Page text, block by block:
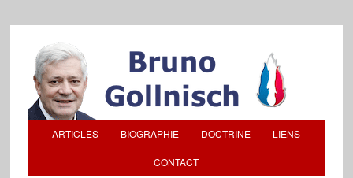
ARTICLES BIOGRAPHIE DOCTRINE LIENS
CONTACT